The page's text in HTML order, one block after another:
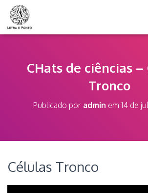
CHats de ciências
Tronco
Publicado por admin em 14 de
Células Tronco